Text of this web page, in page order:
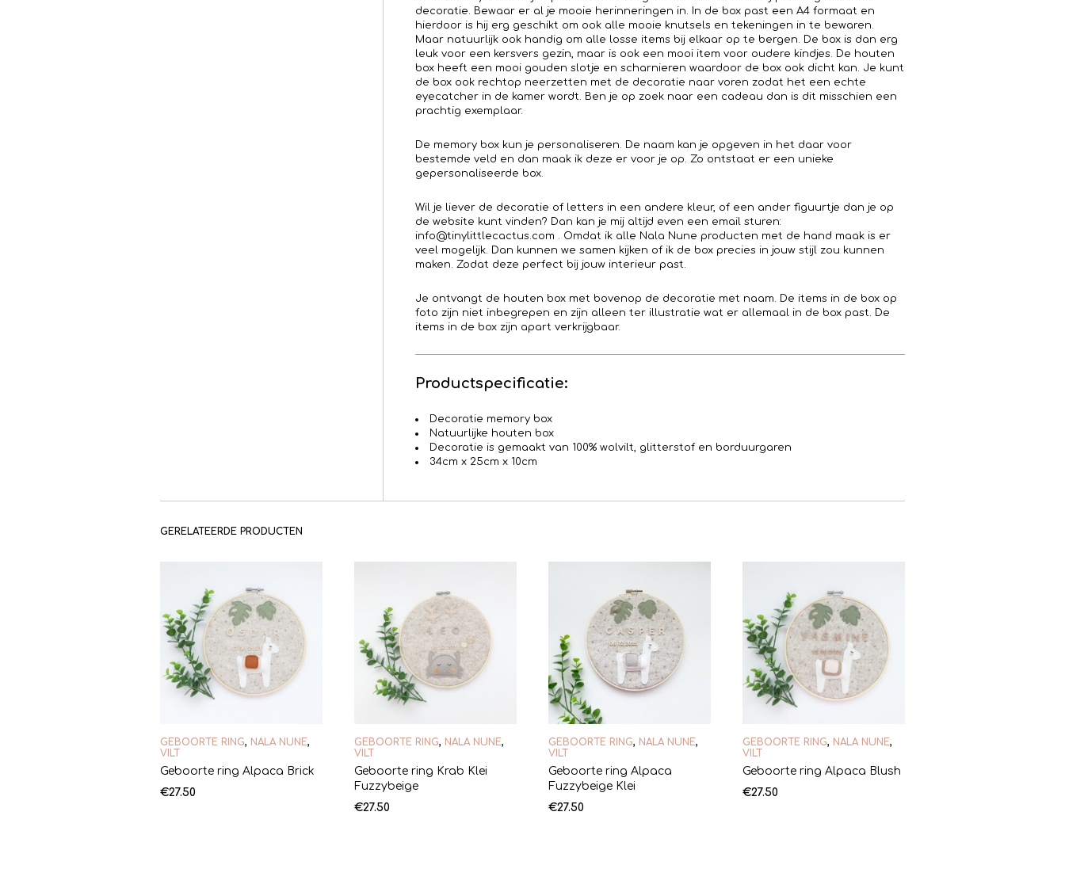
decoratie. Bewaar er al je mooie herinneringen in. In de box past een A4 formaat en
hierdoor is hij erg geschikt om ook alle mooie knutsels en tekeningen in te bewaren.
Maar natuurlijk ook handig om alle losse items bij elkaar op te bergen. De box is dan erg
leuk voor een kersvers gezin, maar is ook een mooi item voor oudere kindjes. De houten
box heeft een mooi gouden slotje en scharnieren waardoor de box ook dicht kan. Je kunt
de box ook rechtop neerzetten met de decoratie naar voren zodat het een echte
eyecatcher in de kamer wordt. Ben je op zoek naar een cadeau dan is dit misschien een
prachtig exemplaar.
De memory box kun je personaliseren. De naam kan je opgeven in het daar voor
bestemde veld en dan maak ik deze er voor je op. Zo ontstaat er een unieke
gepersonaliseerde box.
Wil je liever de decoratie of letters in een andere kleur, of een ander figuurtje dan je op
de website kunt vinden? Dan kan je mij altijd even een email sturen:
info@tinylittlecactus.com . Omdat ik alle Nala Nune producten met de hand maak is er
veel mogelijk. Dan kunnen we samen kijken of ik de box precies in jouw stijl zou kunnen
maken. Zodat deze perfect bij jouw interieur past.
Je ontvangt de houten box met bovenop de decoratie met naam. De items in de box op
foto zijn niet inbegrepen en zijn alleen ter illustratie wat er allemaal in de box past. De
items in de box zijn apart verkrijgbaar.
Productspecificatie:
Decoratie memory box
Natuurlijke houten box
Decoratie is gemaakt van 100% wolvilt, glitterstof en borduurgaren
34cm x 25cm x 10cm
GERELATEERDE PRODUCTEN
GEBOORTE RING, NALA NUNE,
VILT
Geboorte ring Alpaca Brick
€27.50
GEBOORTE RING, NALA NUNE,
VILT
Geboorte ring Krab Klei
Fuzzybeige
€27.50
GEBOORTE RING, NALA NUNE,
VILT
Geboorte ring Alpaca
Fuzzybeige Klei
€27.50
GEBOORTE RING, NALA NUNE,
VILT
Geboorte ring Alpaca Blush
€27.50